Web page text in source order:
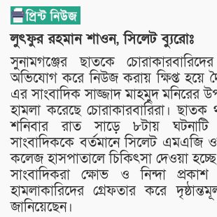
লুৎফুর রহমান শাওন, সিলেট ব্যুরোঃ
সুনামগঞ্জের ছাতকে
অভিযোগ করে নিউজ করায় ক্ষিপ্ত হয়ে
এর সাংবাদিক সাজ্জাদ মাহমুদ মনিরের
হামলা করেছে চোরাকারবারিরা। ছাতক
শনিবার রাত সাড়ে ৮টায়
সাংবাদিককে বর্তমানে সিলেট এমএজি
কলেজ হাসপাতালে চিকিৎসা দেওয়া
সাংবাদিকরা ক্ষোভ ও নিন্দা
হামলাকারিদের গ্রেফতার করে
জানিয়েছেন।